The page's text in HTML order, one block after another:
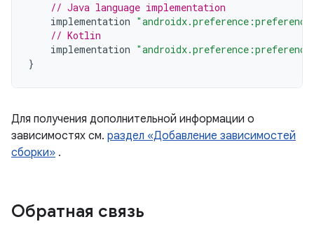
// Java language implementation
implementation
// Kotlin
implementation
}
Для получения дополнительной информации о
зависимостях см. раздел «Добавление зависимостей
сборки» .
Обратная связь